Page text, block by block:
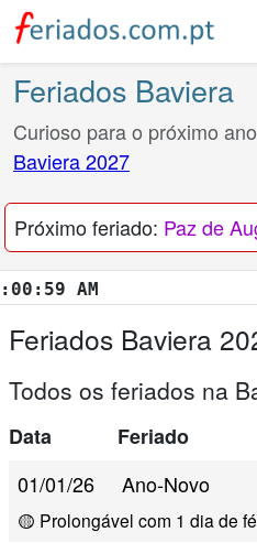
Feriados Baviera
Curioso para o próximo
Baviera 2027
Próximo feriado: Paz de
AM
Feriados Baviera
Todos os feriados na
Data Feriado
01/01/26
Ano-Novo
🟡 Prolongável com 1 dia de